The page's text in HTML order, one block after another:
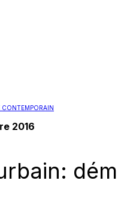
CONTEMPORAIN
2016